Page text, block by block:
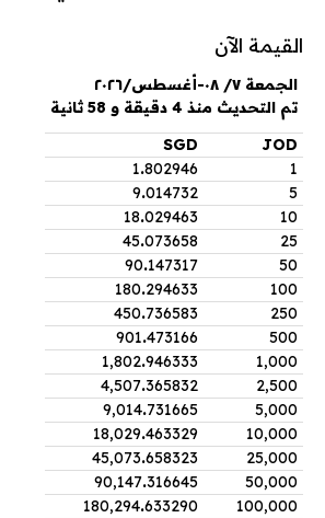
القيمة الآن
الجمعة ٧/ ٠٨-أغسطس/٢٠٢٦
تم التحديث منذ 4 دقيقة و 58 ثانية
JOD
SGD
1
1.802946
5
9.014732
10
18.029463
25
45.073658
50
90.147317
100
180.294633
250
450.736583
500
901.473166
1,000
1,802.946333
2,500
4,507.365832
5,000
9,014.731665
10,000
18,029.463329
25,000
45,073.658323
50,000
90,147.316645
100,000
180,294.633290